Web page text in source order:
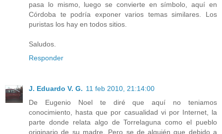
pasa lo mismo, luego se convierte en símbolo, aquí en
Córdoba te podría exponer varios temas similares. Los
puristas los hay en todos sitios.
Saludos.
Responder
J. Eduardo V. G. 11 feb 2010, 21:14:00
De Eugenio Noel te diré que aquí no teniamos
conocimiento, hasta que por casualidad vi por Internet, la
parte donde relata algo de Torrelaguna como el pueblo
originario de su madre. Pero se de alguién que debido a